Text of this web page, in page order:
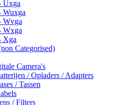
Uxga
Wuxga
Wvga
Wxga
Xga
Categorised)
Camera's
/ Opladers / Adapters
/ Tassen
/ Filters